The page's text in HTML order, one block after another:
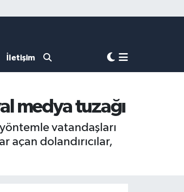
İletişim
medya tuzağı
vatandaşları
açan dolandırıcılar,